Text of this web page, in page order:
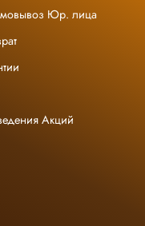
Юр. лица
Акций